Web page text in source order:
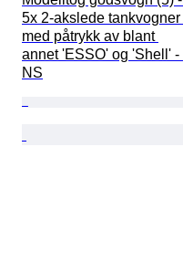
5x 2-akslede tankvogner
med påtrykk av blant
annet 'ESSO' og 'Shell' -
NS